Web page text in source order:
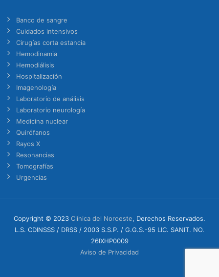
Banco de sangre
Cuidados intensivos
Cirugías corta estancia
Hemodinamia
Hemodiálisis
Hospitalización
Imagenología
Laboratorio de análisis
Laboratorio neurología
Medicina nuclear
Quirófanos
Rayos X
Resonancias
Tomografías
Urgencias
Copyright © 2023 Clínica del Noroeste, Derechos Reservados.
L.S. CDINSSS / DRSS / 2003 S.S.P. / G.G.S.-95 LIC. SANIT. NO.
26IXHP0009
Aviso de Privacidad